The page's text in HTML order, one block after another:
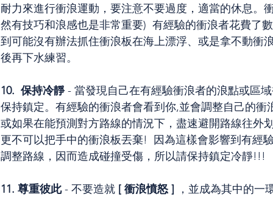
耐力來進行衝浪運動，要注意不要過度，適當的休息。
然有技巧和浪感也是非常重要)  有經驗的衝浪者花費了
到可能沒有辦法抓住衝浪板在海上漂浮、或是拿不動衝
後再下水練習。
10.  保持冷靜 - 當發現自己在有經驗衝浪者的浪點或區
保持鎮定。有經驗的衝浪者會看到你,並會調整自己的衝
或如果在能預測對方路線的情況下，盡速避開路線往外
更不可以把手中的衝浪板丟棄!  因為這樣會影響到有經
調整路線，因而造成碰撞受傷，所以請保持鎮定冷靜!!!
11. 尊重彼此 - 不要造就 [ 衝浪憤怒 ] ，並成為其中的一